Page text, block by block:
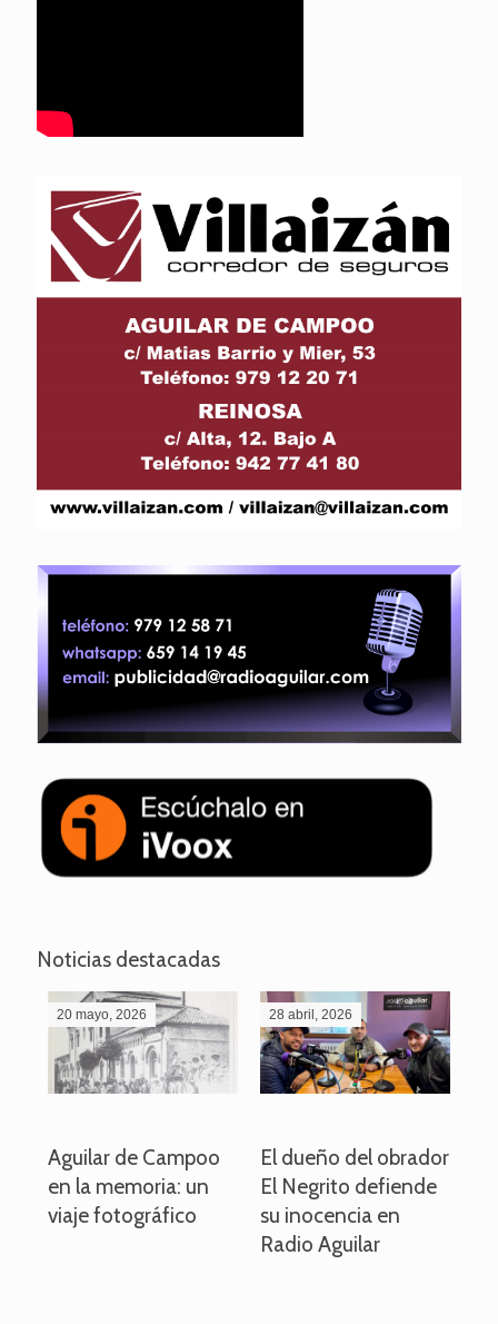
Noticias destacadas
20 mayo, 2026
Aguilar de Campoo
en la memoria: un
viaje fotográfico
28 abril, 2026
El dueño del obrador
El Negrito defiende
su inocencia en
Radio Aguilar